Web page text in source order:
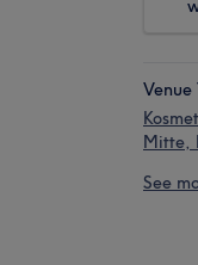
Venue
Mitte,
See